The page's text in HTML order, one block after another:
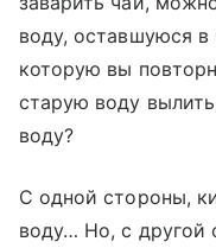
воду, оставшуюся в
которую вы
старую воду
воду?
С одной стороны,
воду… Но, с